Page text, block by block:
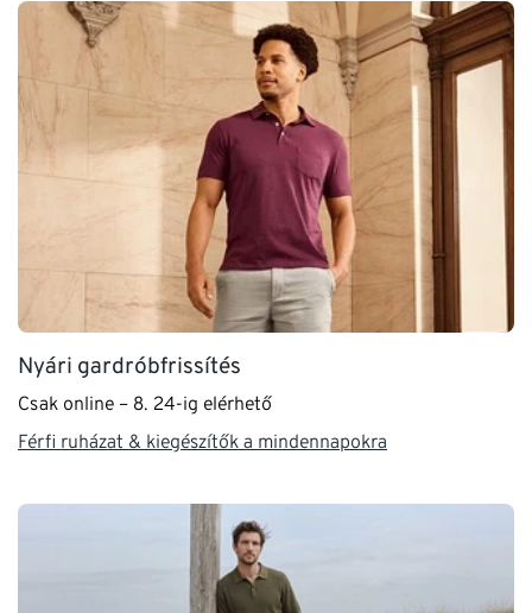
Nyári gardróbfrissítés
Csak online – 8. 24-ig elérhető
Férfi ruházat & kiegészítők a mindennapokra